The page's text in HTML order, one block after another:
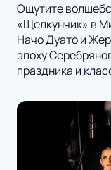
Ощутите
«Щелкунчик» в
Начо Дуато и
эпоху
праздника и